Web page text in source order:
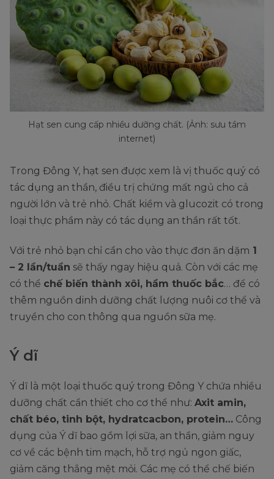
Hạt sen cung cấp nhiều dưỡng chất. (Ảnh: sưu tầm
internet)
Trong Đông Y, hạt sen được xem là vị thuốc quý có
tác dụng an thần, điều trị chứng mất ngủ cho cả
người lớn và trẻ nhỏ. Chất kiềm và glucozit có trong
loại thực phầm này có tác dụng an thần rất tốt.
Với trẻ nhỏ bạn chỉ cần cho vào thực đơn ăn dặm 1
– 2 lần/tuần sẽ thấy ngay hiệu quả. Còn với các mẹ
có thể chế biến thành xôi, hầm thuốc bắc… để có
thêm nguồn dinh dưỡng chất lượng nuôi cơ thể và
truyền cho con thông qua nguồn sữa mẹ.
Ý dĩ
Ý dĩ là một loại thuốc quý trong Đông Y chứa nhiều
dưỡng chất cần thiết cho cơ thể như: Axit amin,
chất béo, tinh bột, hydratcacbon, protein… Công
dụng của Ý dĩ bao gồm lợi sữa, an thần, giảm nguy
cơ về các bệnh tim mạch, hỗ trợ ngủ ngon giấc,
giảm căng thẳng mệt mỏi. Các mẹ có thể chế biến